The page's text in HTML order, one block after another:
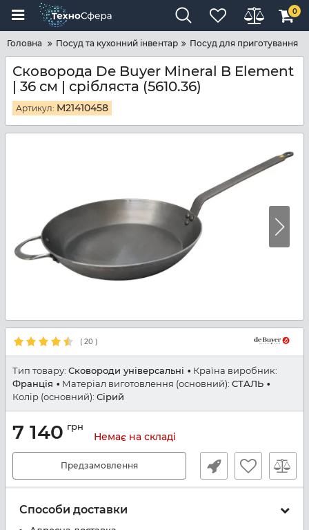
0
Головна Посуд та кухонний інвентар Посуд для приготування
Сковорода De Buyer Mineral B Element
| 36 см | срібляста (5610.36)
Артикул: M21410458
( 20 )
Тип товару: Сковороди універсальні
Країна виробник:
Франція
Матеріал виготовлення (основний): СТАЛЬ
Колір (основний): Сірий
7 140 грн
Немає на складі
Предзамовлення
Способи доставки